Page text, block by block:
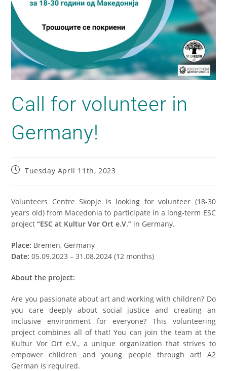
Call for volunteer in
Germany!
Tuesday April 11th, 2023
Volunteers Centre Skopje is looking for volunteer (18-30
years old) from Macedonia to participate in a long-term ESC
project“ESC at Kultur Vor Ort e.V.” in Germany.
Place: Bremen, Germany
Date:05.09.2023 – 31.08.2024 (12 months)
About the project:
Are you passionate about art and working with children? Do
you care deeply about social justice and creating an
inclusive environment for everyone? This volunteering
project combines all of that! You can join the team at the
Kultur Vor Ort e.V., a unique organization that strives to
empower children and young people through art! А2
German is required.